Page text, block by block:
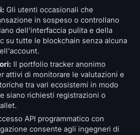
Gli utenti occasionali che
in sospeso o controllano
dell'interfaccia pulita e della
su tutte le blockchain senza alcuna
Il portfolio tracker anonimo
attivi di monitorare le valutazioni e
tra vari ecosistemi in modo
siano richiesti registrazioni o
API programmatico con
consente agli ingegneri di